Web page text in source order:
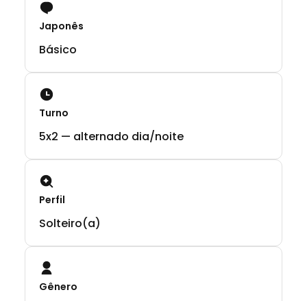
Japonês
Básico
Turno
5x2 — alternado dia/noite
Perfil
Solteiro(a)
Gênero